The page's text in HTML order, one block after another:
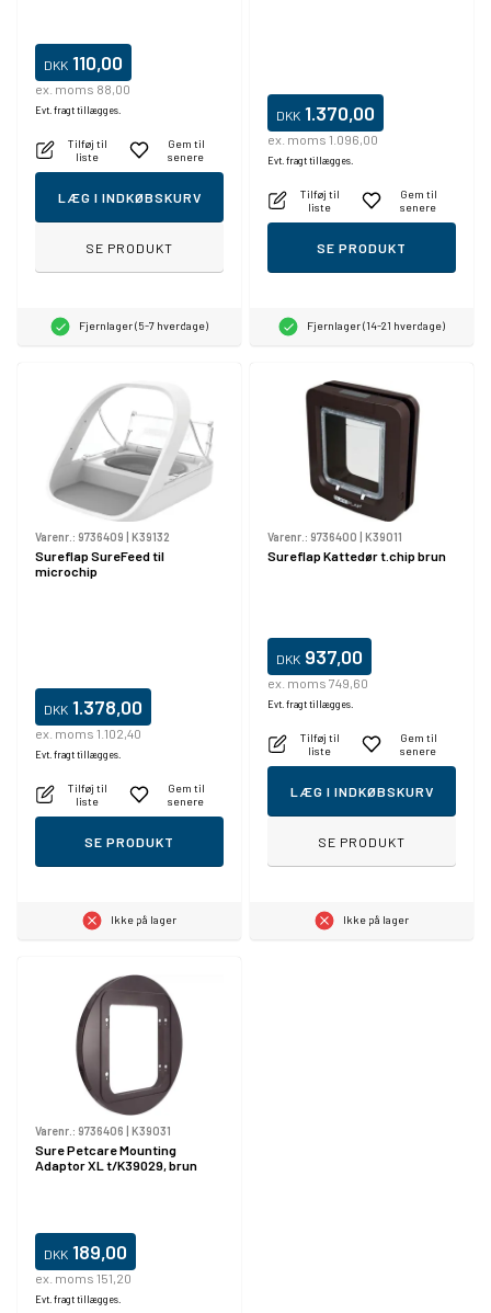
DKK 110,00
ex. moms 88,00
Evt. fragt tillægges.
Tilføj til
liste
Gem til
senere
LÆG I INDKØBSKURV
SE PRODUKT
Fjernlager (5-7 hverdage)
DKK 1.370,00
ex. moms 1.096,00
Evt. fragt tillægges.
Tilføj til
liste
Gem til
senere
SE PRODUKT
Fjernlager (14-21 hverdage)
Varenr.: 9736409 | K39132
Sureflap SureFeed til
microchip
DKK 1.378,00
ex. moms 1.102,40
Evt. fragt tillægges.
Tilføj til
liste
Gem til
senere
SE PRODUKT
Ikke på lager
Varenr.: 9736400 | K39011
Sureflap Kattedør t.chip brun
DKK 937,00
ex. moms 749,60
Evt. fragt tillægges.
Tilføj til
liste
Gem til
senere
LÆG I INDKØBSKURV
SE PRODUKT
Ikke på lager
Varenr.: 9736406 K39031
Sure Petcare Mounting
Adaptor XL t/K39029, brun
DKK 189,00
ex. moms 151,20
Evt. fragt tillægges.